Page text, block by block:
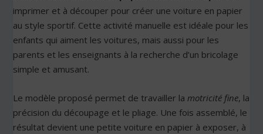
imprimer et à découper pour créer une voiture en papier
au style sportif. Cette activité manuelle est idéale pour les
enfants qui aiment les voitures, mais aussi pour les
parents et les enseignants à la recherche d’un bricolage
simple et amusant.
Le modèle proposé permet de travailler lamotricité fine, la
précision du découpage et le pliage. Une fois assemblé, le
résultat devient une petite voiture en papier à exposer, à